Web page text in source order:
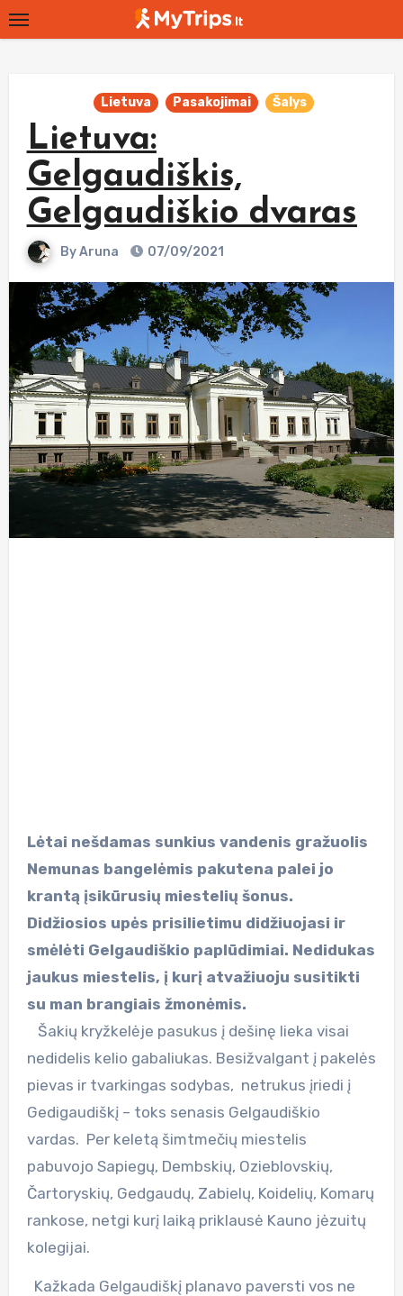
Skip
to
Lietuva Pasakojimai Šalys
Lietuva:
Gelgaudiškis,
Gelgaudiškio dvaras
ByAruna 07/09/2021
Lėtai nešdamas sunkius vandenis gražuolis
Nemunas bangelėmis pakutena palei jo
krantą įsikūrusių miestelių šonus.
Didžiosios upės prisilietimu didžiuojasi ir
smėlėti Gelgaudiškio paplūdimiai. Nedidukas
jaukus miestelis, į kurį atvažiuoju susitikti
su man brangiais žmonėmis.
Šakių kryžkelėje pasukus į dešinę lieka visai
nedidelis kelio gabaliukas. Besižvalgant į pakelės
pievas ir tvarkingas sodybas, netrukus įriedi į
Gedigaudiškį – toks senasis Gelgaudiškio
vardas. Per keletą šimtmečių miestelis
pabuvojo Sapiegų, Dembskių, Ozieblovskių,
Čartoryskių, Gedgaudų, Zabielų, Koidelių, Komarų
rankose, netgi kurį laiką priklausė Kauno jėzuitų
kolegijai.
Kažkada Gelgaudiškį planavo paversti vos ne